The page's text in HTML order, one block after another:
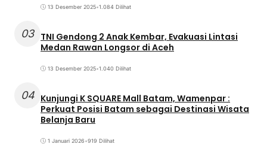
13 Desember 2025•1.084 Dilihat
03 TNI Gendong 2 Anak Kembar, Evakuasi Lintasi
Medan Rawan Longsor di Aceh
13 Desember 2025•1.040 Dilihat
04 Kunjungi K SQUARE Mall Batam, Wamenpar :
Perkuat Posisi Batam sebagai Destinasi Wisata
Belanja Baru
1 Januari 2026•919 Dilihat